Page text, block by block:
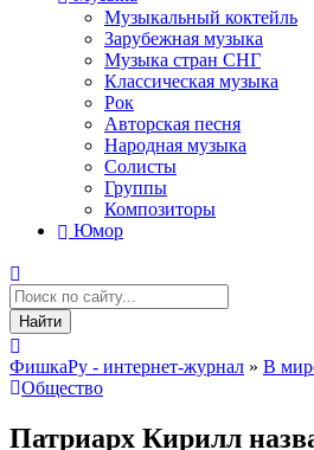
Музыкальный коктейль
Зарубежная музыка
Музыка стран СНГ
Классическая музыка
Рок
Авторская песня
Народная музыка
Солисты
Группы
Композиторы
Юмор
Найти
ФишкаРу - интернет-журнал » В
Общество
Патриарх Кирилл